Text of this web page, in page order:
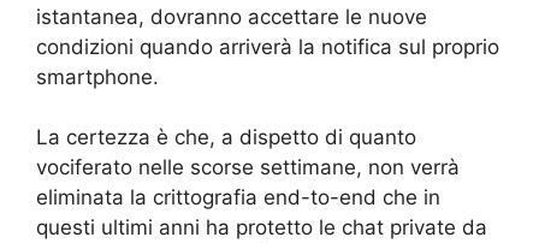
istantanea, dovranno accettare le nuove
condizioni quando arriverà la notifica sul proprio
smartphone.
La certezza è che, a dispetto di quanto
vociferato nelle scorse settimane, non verrà
eliminata la crittografia end-to-end che in
questi ultimi anni ha protetto le chat private da